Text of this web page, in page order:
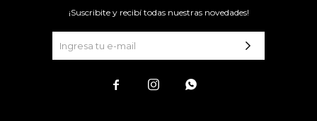
¡Suscribite y recibí todas nuestras novedades!
  